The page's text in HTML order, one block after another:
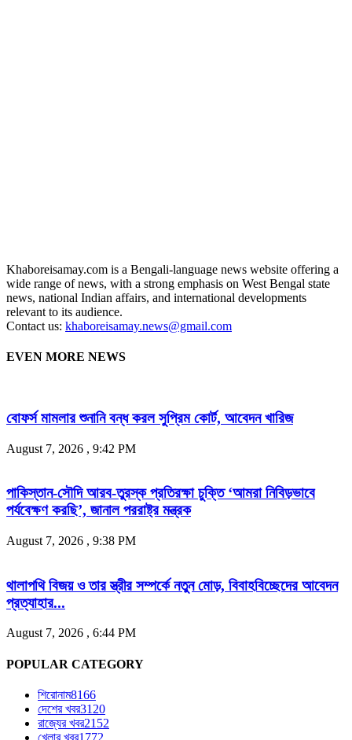
Khaboreisamay.com is a Bengali-language news website offering a
wide range of news, with a strong emphasis on West Bengal state
news, national Indian affairs, and international developments
relevant to its audience.
Contact us: khaboreisamay.news@gmail.com
EVEN MORE NEWS
বোফর্স মামলার শুনানি বন্ধ করল সুপ্রিম কোর্ট, আবেদন খারিজ
August 7, 2026 , 9:42 PM
পাকিস্তান-সৌদি আরব-তুরস্ক প্রতিরক্ষা চুক্তি ‘আমরা নিবিড়ভাবে
পর্যবেক্ষণ করছি’, জানাল পররাষ্ট্র মন্ত্রক
August 7, 2026 , 9:38 PM
থালাপথি বিজয় ও তার স্ত্রীর সম্পর্কে নতুন মোড়, বিবাহবিচ্ছেদের আবেদন
প্রত্যাহার...
August 7, 2026 , 6:44 PM
POPULAR CATEGORY
শিরোনাম8166
দেশের খবর3120
রাজ্যের খবর2152
খেলার খবর1772